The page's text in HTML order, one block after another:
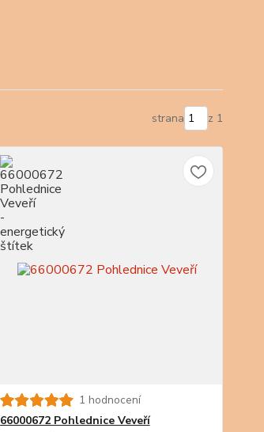
strana z 1
1 hodnocení
66000672 Pohlednice Veveří